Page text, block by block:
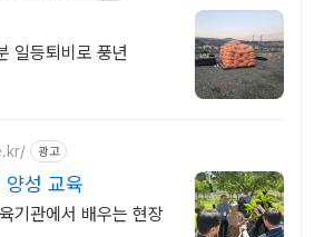
효계분 일등퇴비로 풍년
광고
양성 교육
기관에서 배우는 현장